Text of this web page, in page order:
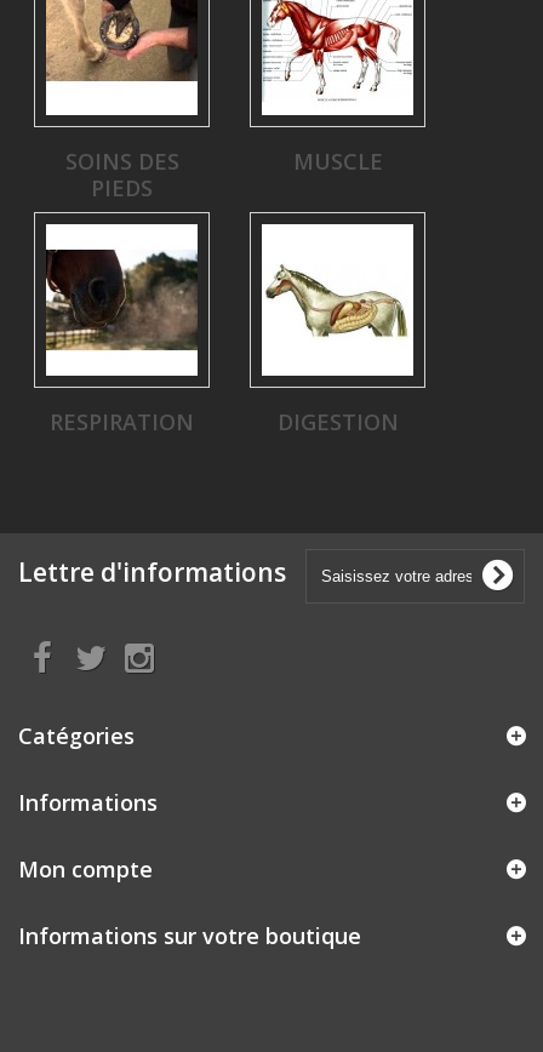
SOINS DES
PIEDS
MUSCLE
RESPIRATION DIGESTION
Lettre d'informations
Catégories
Informations
Mon compte
Informations sur votre boutique